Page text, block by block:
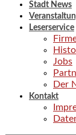
Stadt News
Leserservice
Jobs
Der
Kontakt